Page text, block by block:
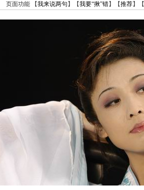
页面功能 【我来说两句 】【我要“揪”错】【推荐】